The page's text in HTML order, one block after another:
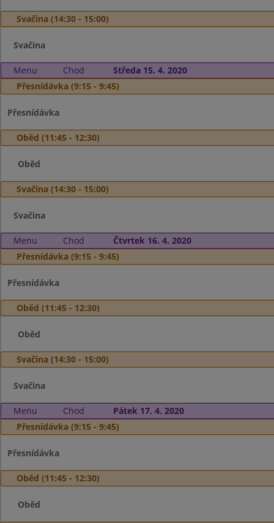
Svačina (14:30 - 15:00)
Svačina
Menu Chod
Středa 15. 4. 2020
Přesnídávka (9:15 - 9:45)
Přesnídávka
Oběd (11:45 - 12:30)
Oběd
Svačina (14:30 - 15:00)
Svačina
Menu Chod
Čtvrtek 16. 4. 2020
Přesnídávka (9:15 - 9:45)
Přesnídávka
Oběd (11:45 - 12:30)
Oběd
Svačina (14:30 - 15:00)
Svačina
Menu Chod
Pátek 17. 4. 2020
Přesnídávka (9:15 - 9:45)
Přesnídávka
Oběd (11:45 - 12:30)
Oběd